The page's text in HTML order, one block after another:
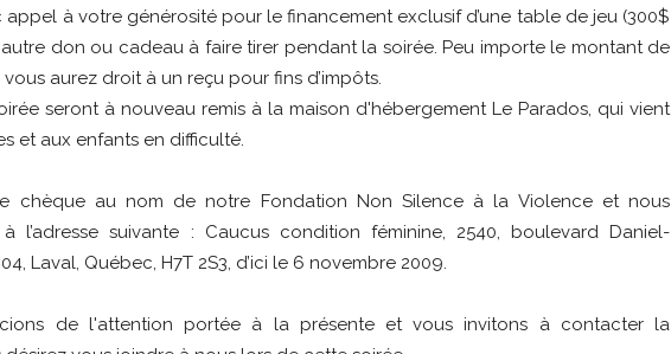
appel à votre générosité pour le financement exclusif d’une table de jeu (300$
don ou cadeau à faire tirer pendant la soirée. Peu importe le montant de
aurez droit à un reçu pour fins d’impôts.
seront à nouveau remis à la maison d'hébergement Le Parados, qui vient
et aux enfants en difficulté.
chèque au nom de notre Fondation Non Silence à la Violence et nous
l’adresse suivante : Caucus condition féminine, 2540, boulevard Daniel-
Laval, Québec, H7T 2S3, d’ici le 6 novembre 2009.
de l'attention portée à la présente et vous invitons à contacter la